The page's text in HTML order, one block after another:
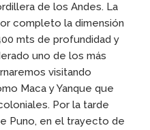
de los Andes. La
completo la dimensión
mts de profundidad y
uno de los más
visitando
Maca y Yanque que
Por la tarde
Puno, en el trayecto de